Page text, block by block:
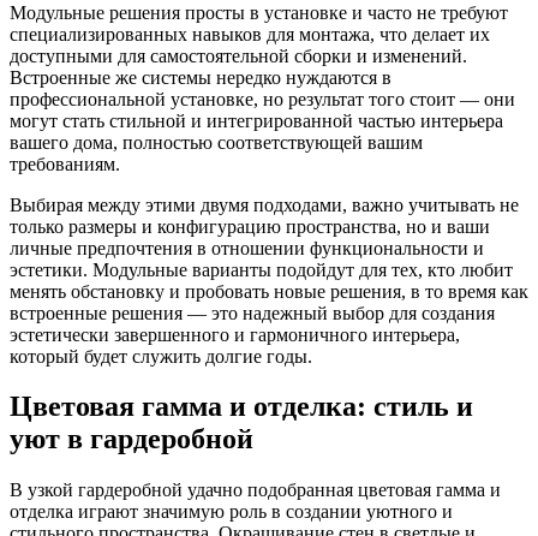
Модульные решения просты в установке и часто не требуют
специализированных навыков для монтажа, что делает их
доступными для самостоятельной сборки и изменений.
Встроенные же системы нередко нуждаются в
профессиональной установке, но результат того стоит — они
могут стать стильной и интегрированной частью интерьера
вашего дома, полностью соответствующей вашим
требованиям.
Выбирая между этими двумя подходами, важно учитывать не
только размеры и конфигурацию пространства, но и ваши
личные предпочтения в отношении функциональности и
эстетики. Модульные варианты подойдут для тех, кто любит
менять обстановку и пробовать новые решения, в то время как
встроенные решения — это надежный выбор для создания
эстетически завершенного и гармоничного интерьера,
который будет служить долгие годы.
Цветовая гамма и отделка: стиль и
уют в гардеробной
В узкой гардеробной удачно подобранная цветовая гамма и
отделка играют значимую роль в создании уютного и